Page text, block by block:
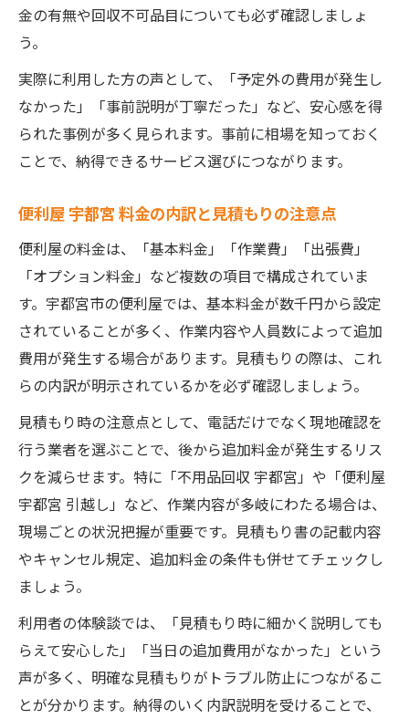
金の有無や回収不可品目についても必ず確認しましょ
う。
実際に利用した方の声として、「予定外の費用が発生し
なかった」「事前説明が丁寧だった」など、安心感を得
られた事例が多く見られます。事前に相場を知っておく
ことで、納得できるサービス選びにつながります。
便利屋 宇都宮 料金の内訳と見積もりの注意点
便利屋の料金は、「基本料金」「作業費」「出張費」
「オプション料金」など複数の項目で構成されていま
す。宇都宮市の便利屋では、基本料金が数千円から設定
されていることが多く、作業内容や人員数によって追加
費用が発生する場合があります。見積もりの際は、これ
らの内訳が明示されているかを必ず確認しましょう。
見積もり時の注意点として、電話だけでなく現地確認を
行う業者を選ぶことで、後から追加料金が発生するリス
クを減らせます。特に「不用品回収 宇都宮」や「便利屋
宇都宮 引越し」など、作業内容が多岐にわたる場合は、
現場ごとの状況把握が重要です。見積もり書の記載内容
やキャンセル規定、追加料金の条件も併せてチェックし
ましょう。
利用者の体験談では、「見積もり時に細かく説明しても
らえて安心した」「当日の追加費用がなかった」という
声が多く、明確な見積もりがトラブル防止につながるこ
とが分かります。納得のいく内訳説明を受けることで、